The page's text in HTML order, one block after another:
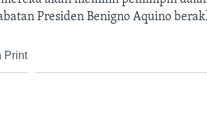
Presiden Benigno Aquino
Print